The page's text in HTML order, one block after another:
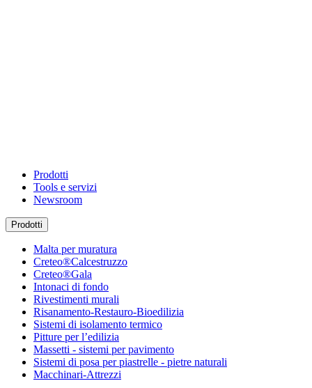
Prodotti
Tools e servizi
Newsroom
Prodotti
Malta per muratura
Creteo®Calcestruzzo
Creteo®Gala
Intonaci di fondo
Rivestimenti murali
Risanamento-Restauro-Bioedilizia
Sistemi di isolamento termico
Pitture per l’edilizia
Massetti - sistemi per pavimento
Sistemi di posa per piastrelle - pietre naturali
Macchinari-Attrezzi